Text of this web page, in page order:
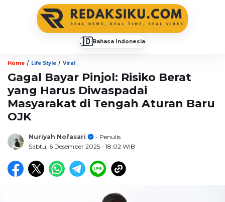
🇮🇩Bahasa Indonesia
Home / Life Style / Viral
Gagal Bayar Pinjol: Risiko Berat
yang Harus Diwaspadai
Masyarakat di Tengah Aturan Baru
OJK
Nuriyah Nofasari
- Penulis
Sabtu, 6 Desember 2025 - 18:02 WIB